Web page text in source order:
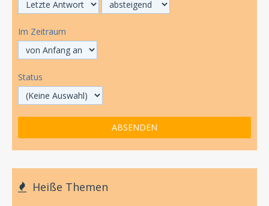
Im Zeitraum
Status
Heiße Themen